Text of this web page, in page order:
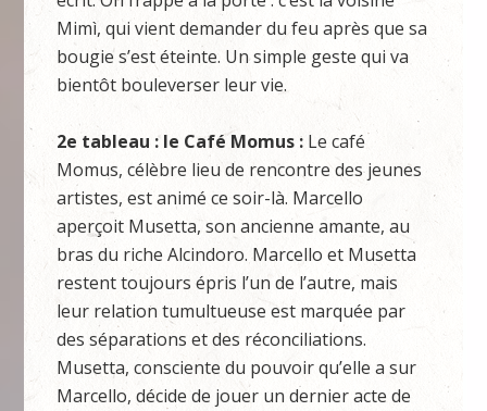
Mimì, qui vient demander du feu après que sa
bougie s’est éteinte. Un simple geste qui va
bientôt bouleverser leur vie.
2e tableau : le Café Momus : Le café
Momus, célèbre lieu de rencontre des jeunes
artistes, est animé ce soir-là. Marcello
aperçoit Musetta, son ancienne amante, au
bras du riche Alcindoro. Marcello et Musetta
restent toujours épris l’un de l’autre, mais
leur relation tumultueuse est marquée par
des séparations et des réconciliations.
Musetta, consciente du pouvoir qu’elle a sur
Marcello, décide de jouer un dernier acte de